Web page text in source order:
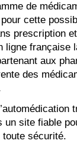
de
cette
prescription
ligne française
aux
des
un site fiable
toute sécurité.